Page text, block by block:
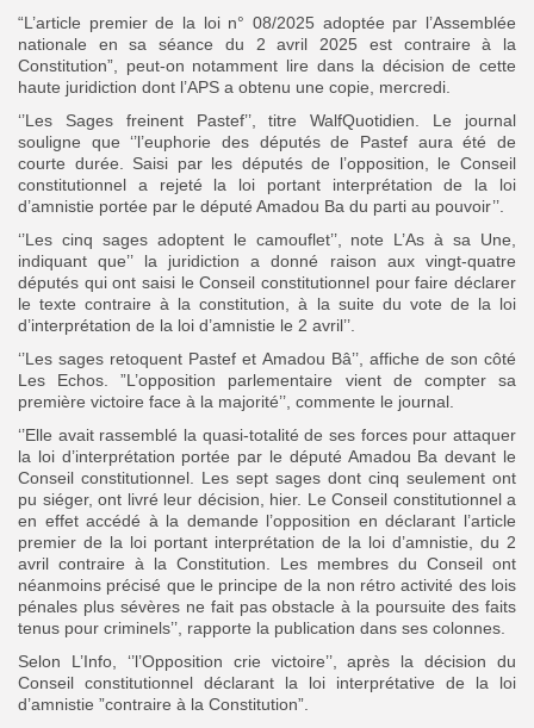
“L’article premier de la loi n° 08/2025 adoptée par l’Assemblée
nationale en sa séance du 2 avril 2025 est contraire à la
Constitution”, peut-on notamment lire dans la décision de cette
haute juridiction dont l’APS a obtenu une copie, mercredi.
‘’Les Sages freinent Pastef’’, titre WalfQuotidien. Le journal
souligne que ‘’l’euphorie des députés de Pastef aura été de
courte durée. Saisi par les députés de l’opposition, le Conseil
constitutionnel a rejeté la loi portant interprétation de la loi
d’amnistie portée par le député Amadou Ba du parti au pouvoir’’.
‘’Les cinq sages adoptent le camouflet’’, note L’As à sa Une,
indiquant que’’ la juridiction a donné raison aux vingt-quatre
députés qui ont saisi le Conseil constitutionnel pour faire déclarer
le texte contraire à la constitution, à la suite du vote de la loi
d’interprétation de la loi d’amnistie le 2 avril’’.
‘’Les sages retoquent Pastef et Amadou Bâ’’, affiche de son côté
Les Echos. ”L’opposition parlementaire vient de compter sa
première victoire face à la majorité’’, commente le journal.
‘’Elle avait rassemblé la quasi-totalité de ses forces pour attaquer
la loi d’interprétation portée par le député Amadou Ba devant le
Conseil constitutionnel. Les sept sages dont cinq seulement ont
pu siéger, ont livré leur décision, hier. Le Conseil constitutionnel a
en effet accédé à la demande l’opposition en déclarant l’article
premier de la loi portant interprétation de la loi d’amnistie, du 2
avril contraire à la Constitution. Les membres du Conseil ont
néanmoins précisé que le principe de la non rétro activité des lois
pénales plus sévères ne fait pas obstacle à la poursuite des faits
tenus pour criminels’’, rapporte la publication dans ses colonnes.
Selon L’Info, ‘’l’Opposition crie victoire’’, après la décision du
Conseil constitutionnel déclarant la loi interprétative de la loi
d’amnistie ”contraire à la Constitution”.